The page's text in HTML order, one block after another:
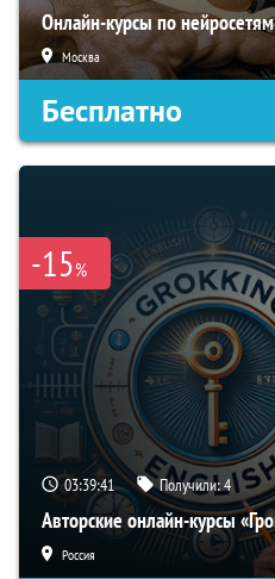
Онлайн-курсы по
Москва
Бесплатно
-15%
03:39:40 Получили:4
Авторские онлайн-курсы
Россия